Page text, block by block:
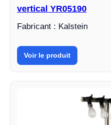
vertical YR05190
Fabricant : Kalstein
Voir le produit